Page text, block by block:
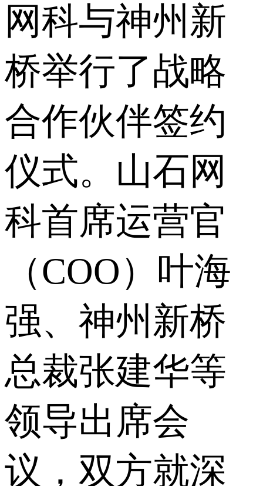
网科与神州新
桥举行了战略
合作伙伴签约
仪式。山石网
科首席运营官
（COO）叶海
强、神州新桥
总裁张建华等
领导出席会
议，双方就深